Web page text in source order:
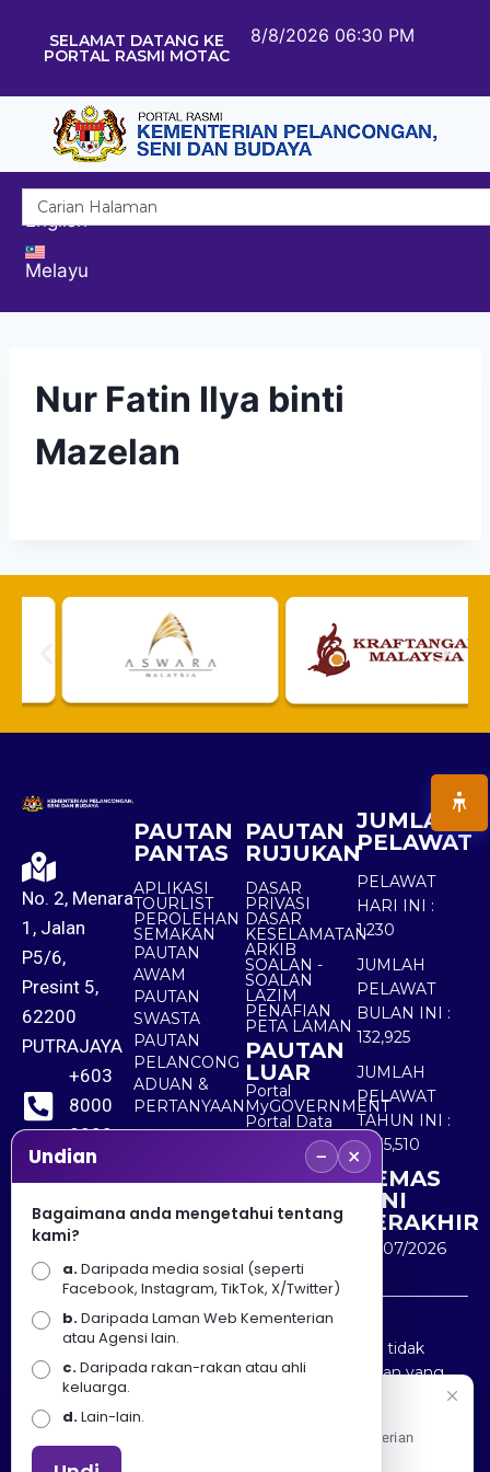
SELAMAT DATANG KE
PORTAL RASMI MOTAC
8/8/2026 06:30 PM
English
Melayu
Nur Fatin Ilya binti
Mazelan
No. 2, Menara
1, Jalan
P5/6,
Presint 5,
62200
PUTRAJAYA
+603
8000
8000
+603
8891
7100
PAUTAN
PANTAS
APLIKASI
TOURLIST
PEROLEHAN
SEMAKAN
PAUTAN
AWAM
PAUTAN
SWASTA
PAUTAN
PELANCONG
ADUAN &
PERTANYAAN
PAUTAN
RUJUKAN
DASAR
PRIVASI
DASAR
KESELAMATAN
ARKIB
SOALAN -
SOALAN
LAZIM
PENAFIAN
PETA LAMAN
PAUTAN
LUAR
Portal
MyGOVERNMENT
Portal Data
Terbuka
Sektor Awam
JUMLAH
PELAWAT
PELAWAT
HARI INI :
1,230
JUMLAH
PELAWAT
BULAN INI :
132,925
JUMLAH
PELAWAT
TAHUN INI :
5,535,510
KEMAS
KINI
TERAKHIR
30/07/2026
Penafian : Kerajaan Malaysia dan Kementerian
Pelancongan Seni dan Budaya (MOTAC) adalah tidak
bertanggungjawab atas kehilangan atau kerugian yang
disebabkan oleh penggunaan mana-mana maklumat
yang diperolehi dari portal ini.
Undian − ×
Bagaimana anda mengetahui tentang
kami?
a.Daripada media sosial (seperti
Facebook, Instagram, TikTok, X/Twitter)
b.Daripada Laman Web Kementerian
atau Agensi lain.
c.Daripada rakan-rakan atau ahli
keluarga.
d.Lain-lain.
Apa Khabar! Selamat datang ke Portal Rasmi Kementerian
Pelancongan, Seni dan Budaya